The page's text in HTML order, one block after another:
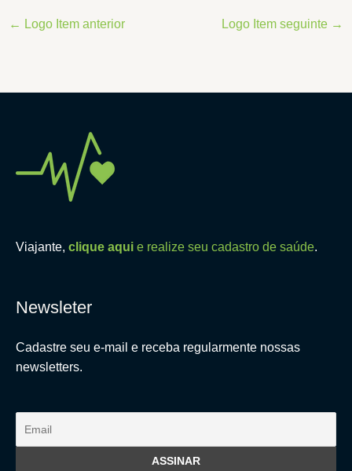
← Logo Item anterior Logo Item seguinte →
Viajante, clique aqui e realize seu cadastro de saúde.
Newsleter
Cadastre seu e-mail e receba regularmente nossas
newsletters.